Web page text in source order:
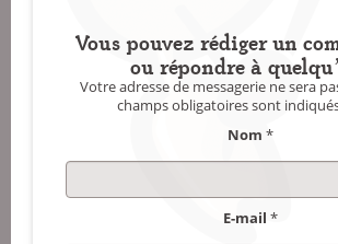
Vous pouvez rédiger un
ou répondre à
Votre adresse de messagerie ne sera
champs obligatoires sont
Nom *
E-mail *